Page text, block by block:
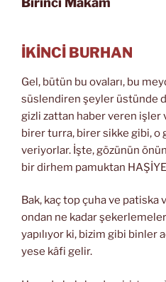
İKİNCİ BURHAN
Gel, bütün bu ovaları, bu
süslendiren şeyler üstünde
gizli zattan haber veren işler
birer turra, birer sikke gibi, o
veriyorlar. İşte, gözünün
bir dirhem pamuktan
Bak, kaç top çuha ve patiska
ondan ne kadar
yapılıyor ki, bizim gibi binler
yese kâfi gelir.